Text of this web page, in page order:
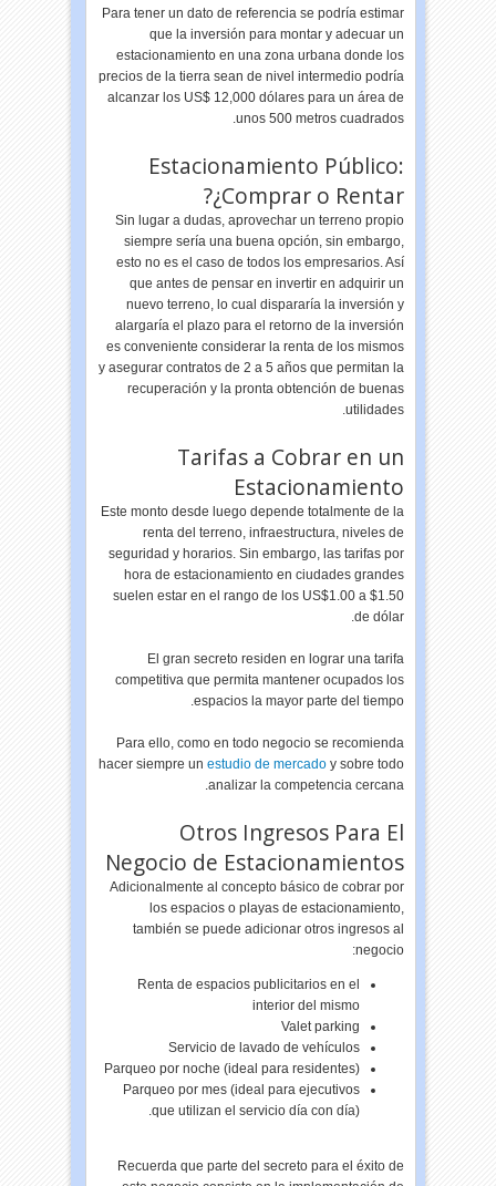
Para tener un dato de referencia se podría estimar
que la inversión para montar y adecuar un
estacionamiento en una zona urbana donde los
precios de la tierra sean de nivel intermedio podría
alcanzar los US$ 12,000 dólares para un área de
unos 500 metros cuadrados.
Estacionamiento Público:
¿Comprar o Rentar?
Sin lugar a dudas, aprovechar un terreno propio
siempre sería una buena opción, sin embargo,
esto no es el caso de todos los empresarios. Así
que antes de pensar en invertir en adquirir un
nuevo terreno, lo cual dispararía la inversión y
alargaría el plazo para el retorno de la inversión
es conveniente considerar la renta de los mismos
y asegurar contratos de 2 a 5 años que permitan la
recuperación y la pronta obtención de buenas
utilidades.
Tarifas a Cobrar en un
Estacionamiento
Este monto desde luego depende totalmente de la
renta del terreno, infraestructura, niveles de
seguridad y horarios. Sin embargo, las tarifas por
hora de estacionamiento en ciudades grandes
suelen estar en el rango de los US$1.00 a $1.50
de dólar.
El gran secreto residen en lograr una tarifa
competitiva que permita mantener ocupados los
espacios la mayor parte del tiempo.
Para ello, como en todo negocio se recomienda
hacer siempre un estudio de mercadoy sobre todo
analizar la competencia cercana.
Otros Ingresos Para El
Negocio de Estacionamientos
Adicionalmente al concepto básico de cobrar por
los espacios o playas de estacionamiento,
también se puede adicionar otros ingresos al
negocio:
Renta de espacios publicitarios en el
interior del mismo
Valet parking
Servicio de lavado de vehículos
Parqueo por noche (ideal para residentes)
Parqueo por mes (ideal para ejecutivos
que utilizan el servicio día con día).
Recuerda que parte del secreto para el éxito de